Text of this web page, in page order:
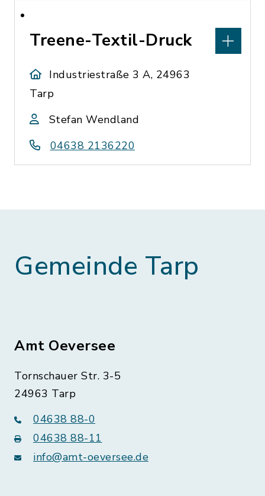
Treene-Textil-Druck
Industriestraße 3 A, 24963
Tarp
Stefan Wendland
04638 2136220
Gemeinde Tarp
Amt Oeversee
Tornschauer Str. 3-5
24963 Tarp
04638 88-0
04638 88-11
info@amt-oeversee.de